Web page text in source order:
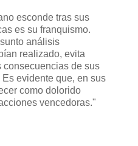
esconde tras sus
es su franquismo.
análisis
realizado, evita
consecuencias de sus
evidente que, en sus
como dolorido
vencedoras."